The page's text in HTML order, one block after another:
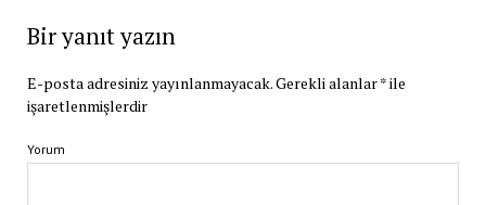
Bir yanıt yazın
E-posta adresiniz yayınlanmayacak.Gerekli alanlar*ile
işaretlenmişlerdir
Yorum